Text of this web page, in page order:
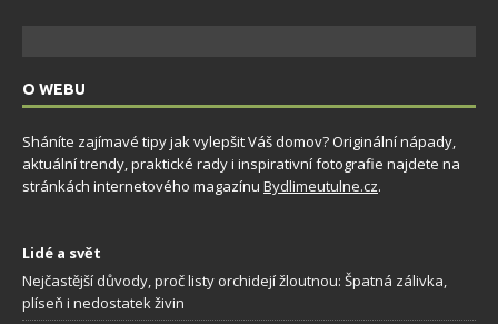
O WEBU
Sháníte zajímavé tipy jak vylepšit Váš domov? Originální nápady,
aktuální trendy, praktické rady i inspirativní fotografie najdete na
stránkách internetového magazínu Bydlimeutulne.cz.
Lidé a svět
Nejčastější důvody, proč listy orchidejí žloutnou: Špatná zálivka,
plíseň i nedostatek živin